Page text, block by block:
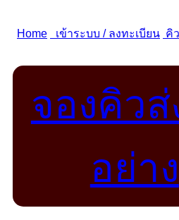
จองคิวส่
อย่าง